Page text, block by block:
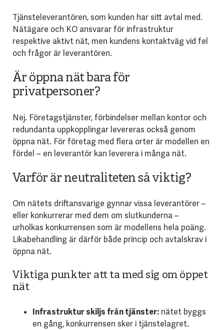
Tjänsteleverantören, som kunden har sitt avtal med.
Nätägare och KO ansvarar för infrastruktur
respektive aktivt nät, men kundens kontaktväg vid fel
och frågor är leverantören.
Är öppna nät bara för
privatpersoner?
Nej. Företagstjänster, förbindelser mellan kontor och
redundanta uppkopplingar levereras också genom
öppna nät. För företag med flera orter är modellen en
fördel – en leverantör kan leverera i många nät.
Varför är neutraliteten så viktig?
Om nätets driftansvarige gynnar vissa leverantörer –
eller konkurrerar med dem om slutkunderna –
urholkas konkurrensen som är modellens hela poäng.
Likabehandling är därför både princip och avtalskrav i
öppna nät.
Viktiga punkter att ta med sig om öppet
nät
Infrastruktur skiljs från tjänster:nätet byggs
en gång, konkurrensen sker i tjänstelagret.